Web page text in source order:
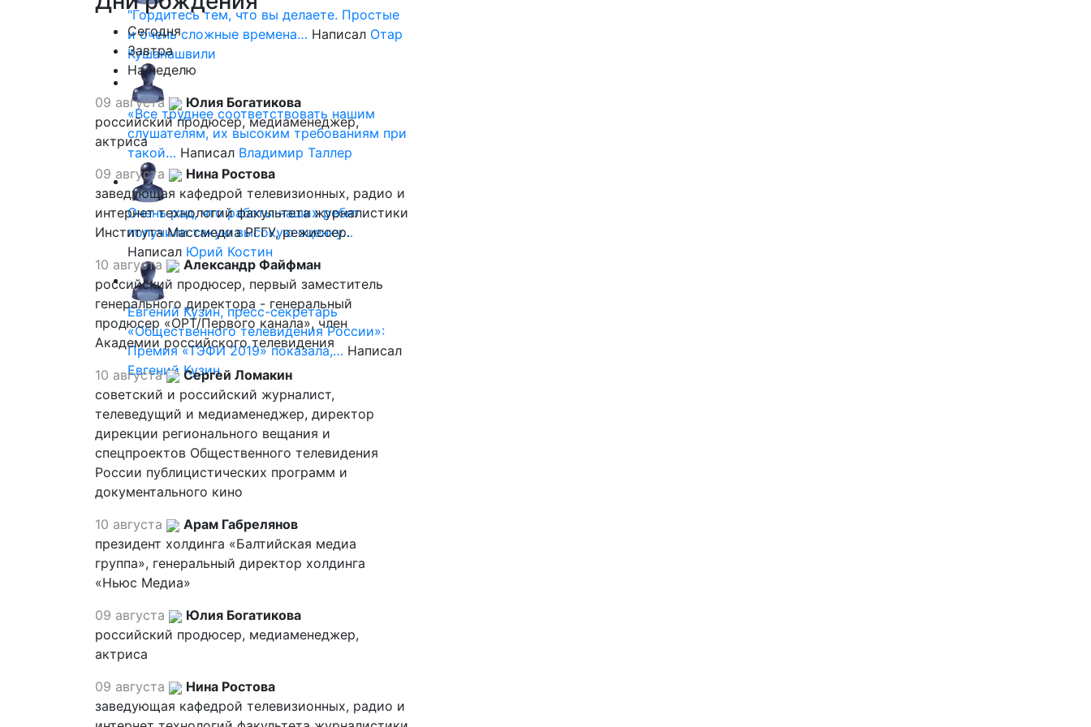
"Гордитесь тем, что вы делаете. Простые
и очень сложные времена… Написал Отар
Кушанашвили
«Все труднее соответствовать нашим
слушателям, их высоким требованиям при
такой… Написал Владимир Таллер
Очень рад, что работы наших ребят
получили такую высокую оценку…
Написал Юрий Костин
Евгений Кузин, пресс-секретарь
«Общественного телевидения России»:
Премия «ТЭФИ 2019» показала,… Написал
Евгений Кузин
Сегодня
Завтра
На неделю
09 августа
Юлия Богатикова
российский продюсер, медиаменеджер,
актриса
09 августа
Нина Ростова
заведующая кафедрой телевизионных, радио и
интернет технологий факультета журналистики
Института Массмедиа РГГУ, режиссер.
10 августа
Александр Файфман
российский продюсер, первый заместитель
генерального директора - генеральный
продюсер «ОРТ/Первого канала», член
Академии российского телевидения
10 августа
Сергей Ломакин
советский и российский журналист,
телеведущий и медиаменеджер, директор
дирекции регионального вещания и
спецпроектов Общественного телевидения
России публицистических программ и
документального кино
10 августа
Арам Габрелянов
президент холдинга «Балтийская медиа
группа», генеральный директор холдинга
«Ньюс Медиа»
09 августа
Юлия Богатикова
российский продюсер, медиаменеджер,
актриса
09 августа
Нина Ростова
заведующая кафедрой телевизионных, радио и